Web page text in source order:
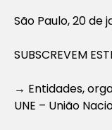
São Paulo, 20 de
SUBSCREVEM
→ Entidades,
UNE – União